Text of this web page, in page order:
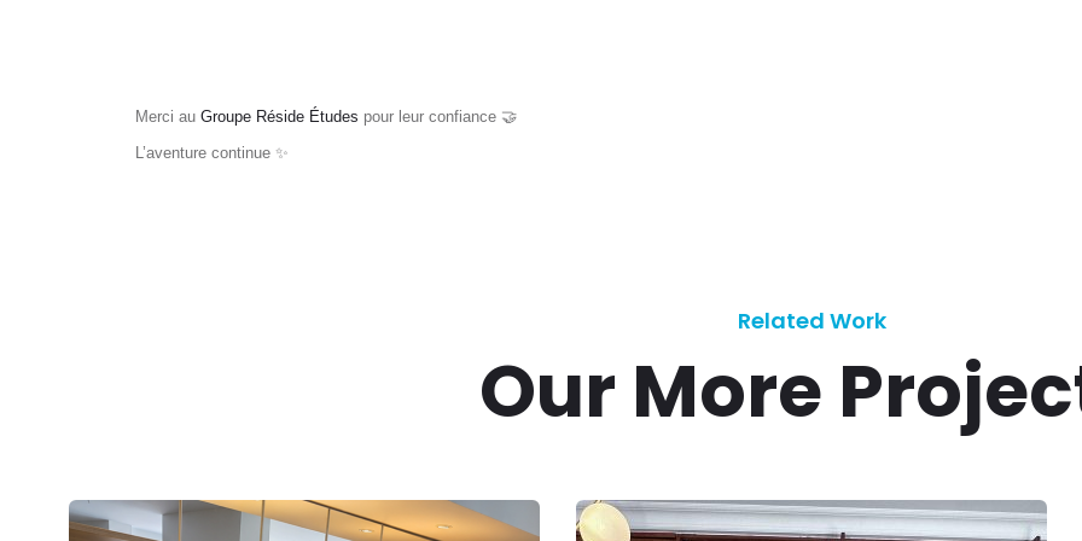
Merci au Groupe Réside Études pour leur confiance 🤝
L’aventure continue ✨
Related Work
Our More